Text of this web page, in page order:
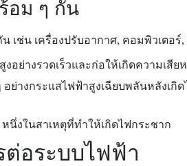
อม ๆ กัน
เช่น เครื่องปรับอากาศ, คอมพิวเตอ
อย่างรวดเร็วและก่อให้เกิดความเสี
ย่างกระแสไฟฟ้าสูงเฉียบพลันหลังเ
ต่อระบบไฟฟ้า